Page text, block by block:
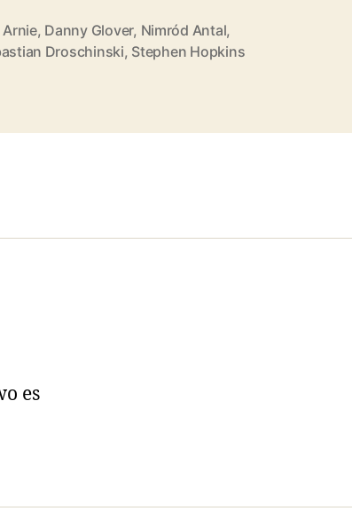
Arnie, Danny Glover, Nimród Antal,
Droschinski, Stephen Hopkins
es